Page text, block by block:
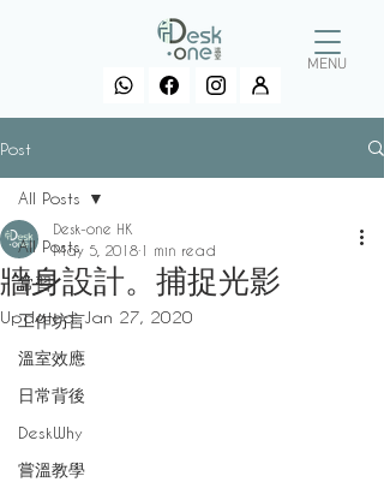
MENU
Post
All Posts
常習
工作坊言
溫室效應
日常背後
DeskWhy
嘗溫教學
All Posts
牆身設計。捕捉光影
Desk-one HK
May 5, 2018 1 min read
Updated:Jan 27, 2020